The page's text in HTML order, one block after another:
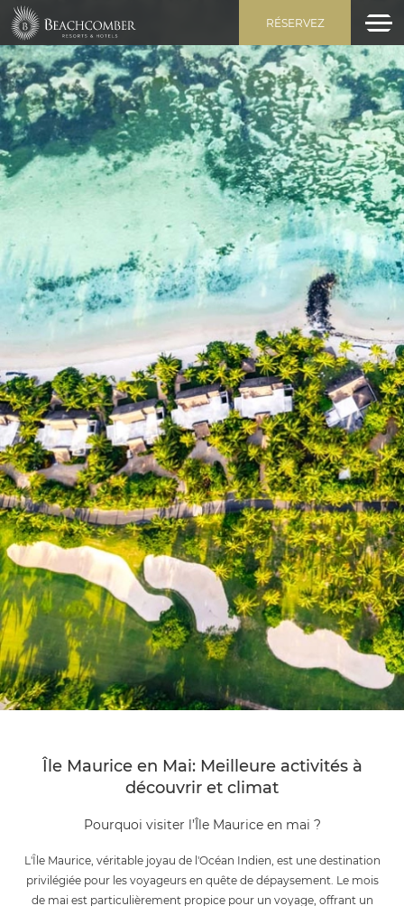
RÉSERVEZ
Île Maurice en Mai: Meilleure activités à
découvrir et climat
Pourquoi visiter l’Île Maurice en mai ?
L'Île Maurice, véritable joyau de l'Océan Indien, est une destination
privilégiée pour les voyageurs en quête de dépaysement. Le mois
de mai est particulièrement propice pour un voyage, offrant un